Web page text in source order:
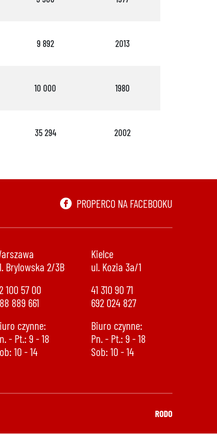
9 892 2013
10 000 1980
35 294 2002
PROPERCO NA FACEBOOKU
Brylowska 2/3B
100 57 00
889 661
czynne:
- Pt.: 9 - 18
10 - 14
Kielce
ul. Kozia 3a/1
41 310 90 71
692 024 827
Biuro czynne:
Pn. - Pt.: 9 - 18
Sob: 10 - 14
RODO
888 889 661
692 024 827